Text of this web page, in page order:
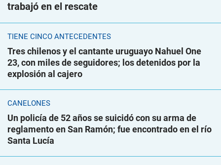
trabajó en el rescate
TIENE CINCO ANTECEDENTES
Tres chilenos y el cantante uruguayo Nahuel One
23, con miles de seguidores; los detenidos por la
explosión al cajero
CANELONES
Un policía de 52 años se suicidó con su arma de
reglamento en San Ramón; fue encontrado en el río
Santa Lucía